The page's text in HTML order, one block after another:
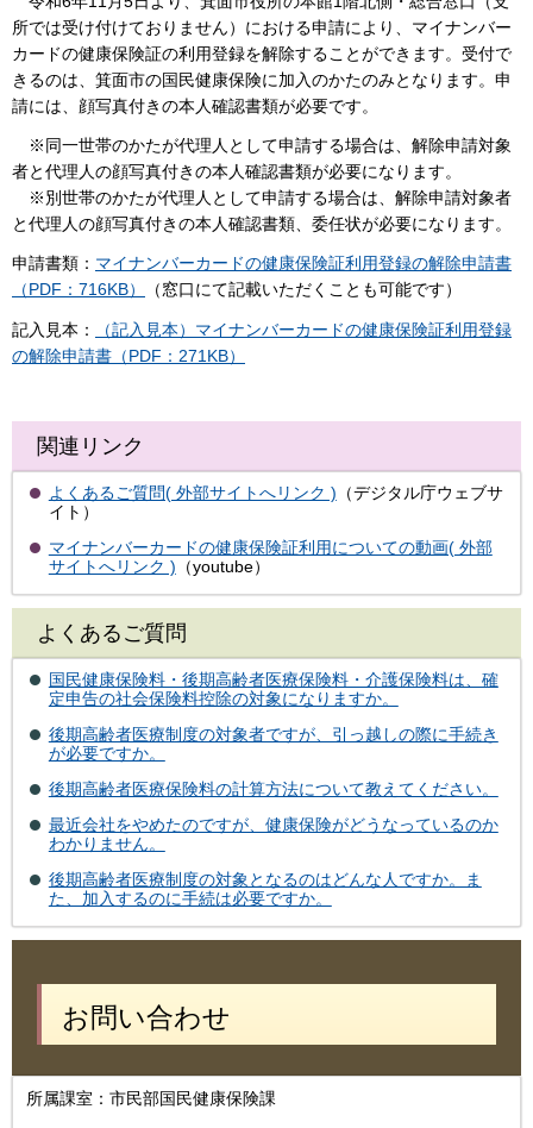
所では受け付けておりません）における申請により、マイナンバー
カードの健康保険証の利用登録を解除することができます。受付で
きるのは、箕面市の国民健康保険に加入のかたのみとなります。申
請には、顔写真付きの本人確認書類が必要です。
※同一世帯のかたが代理人として申請する場合は、解除申請対象
者と代理人の顔写真付きの本人確認書類が必要になります。
※別世帯のかたが代理人として申請する場合は、解除申請対象者
と代理人の顔写真付きの本人確認書類、委任状が必要になります。
申請書類： マイナンバーカードの健康保険証利用登録の解除申請書
（PDF：716KB）
（窓口にて記載いただくことも可能です）
記入見本：
（記入見本）マイナンバーカードの健康保険証利用登録
の解除申請書（PDF：271KB）
関連リンク
よくあるご質問( 外部サイトへリンク ) （デジタル庁ウェブサ
イト）
マイナンバーカードの健康保険証利用についての動画( 外部
サイトへリンク ) （youtube）
よくあるご質問
国民健康保険料・後期高齢者医療保険料・介護保険料は、確
定申告の社会保険料控除の対象になりますか。
後期高齢者医療制度の対象者ですが、引っ越しの際に手続き
が必要ですか。
後期高齢者医療保険料の計算方法について教えてください。
最近会社をやめたのですが、健康保険がどうなっているのか
わかりません。
後期高齢者医療制度の対象となるのはどんな人ですか。ま
た、加入するのに手続は必要ですか。
お問い合わせ
所属課室：市民部国民健康保険課